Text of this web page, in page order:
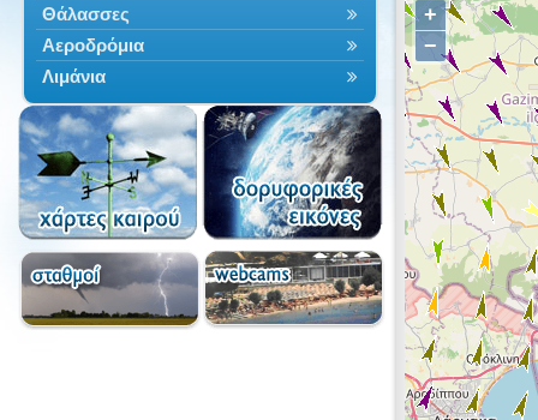
Θάλασσες
Αεροδρόμια
Λιμάνια
+
−